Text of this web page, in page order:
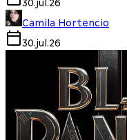
30.jul.26
Camila Hortencio
30.jul.26